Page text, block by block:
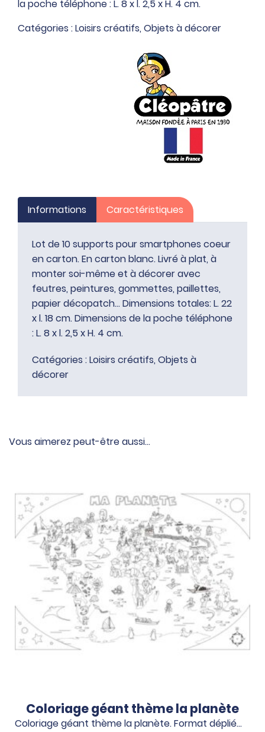
coeur
en
la poche téléphone : L. 8 x l. 2,5 x H. 4 cm.
Catégories :Loisirs créatifs, Objets à décorer
Informations Caractéristiques
Lot de 10 supports pour smartphones coeur
en carton. En carton blanc. Livré à plat, à
monter soi-même et à décorer avec
feutres, peintures, gommettes, paillettes,
papier décopatch… Dimensions totales: L. 22
x l. 18 cm. Dimensions de la poche téléphone
: L. 8 x l. 2,5 x H. 4 cm.
Catégories :Loisirs créatifs, Objets à
décorer
Vous aimerez peut-être aussi…
Coloriage géant thème la planète
Coloriage géant thème la planète. Format déplié…